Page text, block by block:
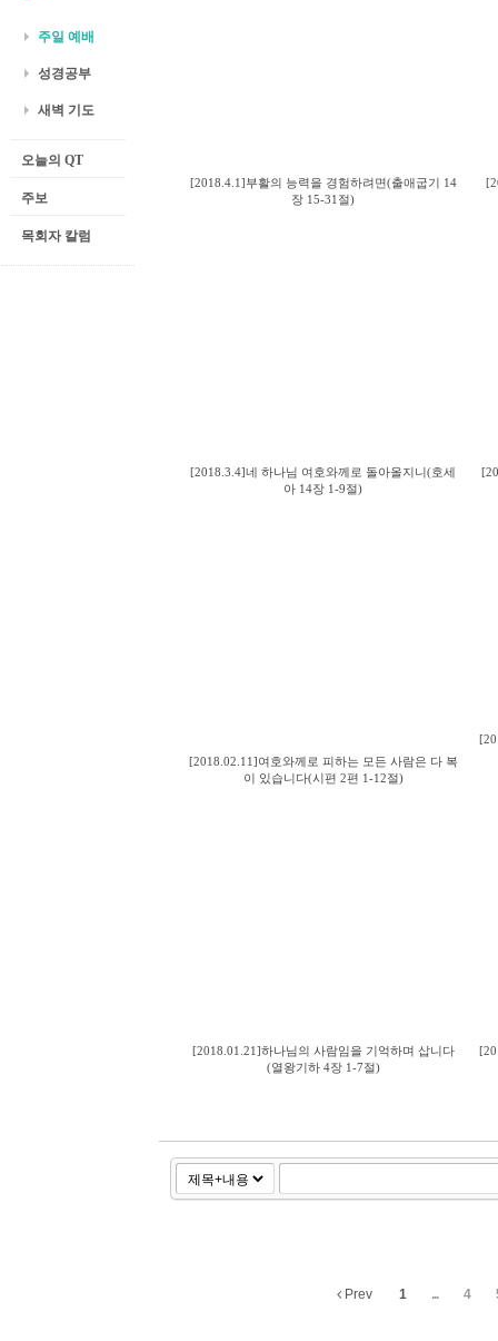
주일 예배
성경공부
새벽 기도
오늘의 QT
주보
목회자 칼럼
[2018.4.1]부활의 능력을 경험하려면(출애굽기 14
장 15-31절)
[2018.3.4]네 하나님 여호와께로 돌아올지니(호세
아 14장 1-9절)
[2018.02.11]여호와께로 피하는 모든 사람은 다 복
이 있습니다(시편 2편 1-12절)
[2018.01.21]하나님의 사람임을 기억하며 삽니다
(열왕기하 4장 1-7절)
Prev 1 ... 4